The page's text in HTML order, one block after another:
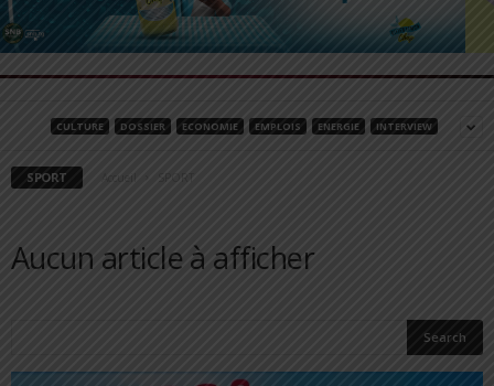
CULTURE DOSSIER ECONOMIE EMPLOIS ENERGIE INTERVIEW
SPORT SPORT
Aucun article à afficher